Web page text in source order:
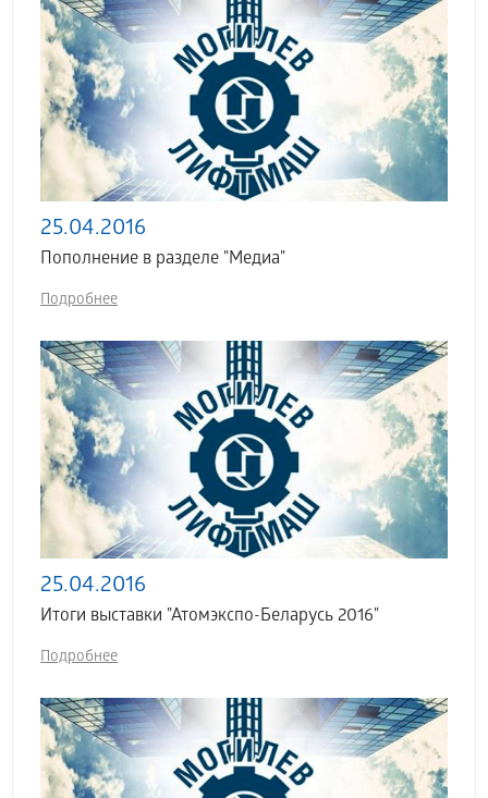
25.04.2016
Пополнение в разделе "Медиа"
Подробнее
25.04.2016
Итоги выставки "Атомэкспо-Беларусь 2016"
Подробнее